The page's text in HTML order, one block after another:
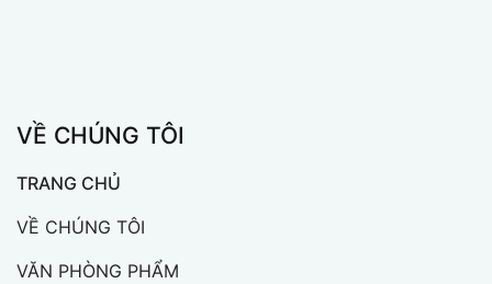
VỀ CHÚNG TÔI
TRANG CHỦ
VỀ CHÚNG TÔI
VĂN PHÒNG PHẨM